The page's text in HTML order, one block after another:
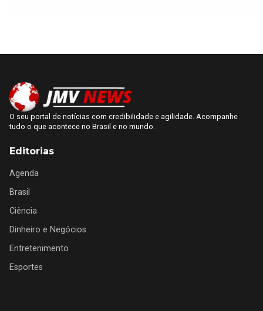
O seu portal de notícias com credibilidade e agilidade. Acompanhe
tudo o que acontece no Brasil e no mundo.
Editorias
Agenda
Brasil
Ciência
Dinheiro e Negócios
Entretenimento
Esportes